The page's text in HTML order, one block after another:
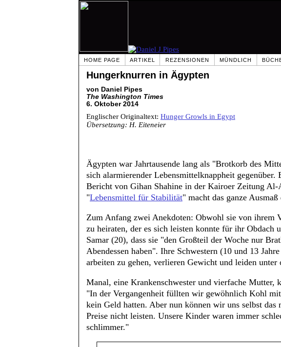
HOME PAGE ARTIKEL REZENSIONEN MÜNDLICH
Hungerknurren in Ägypten
von Daniel Pipes
The Washington Times
6. Oktober 2014
Englischer Originaltext: Hunger Growls in Egypt
Übersetzung: H. Eiteneier
Ägypten war Jahrtausende lang als "Brotkorb des
sich alarmierender Lebensmittelknappheit
Bericht von Gihan Shahine in der Kairoer Zeitung
"Lebensmittel für Stabilität" macht das ganze
Zum Anfang zwei Anekdoten: Obwohl sie von ihrem
zu heiraten, der es sich leisten konnte für ihr Obdach
Samar (20), dass sie "den Großteil der Woche nur
Abendessen haben". Ihre Schwestern (10 und 13
arbeiten zu gehen, verlieren Gewicht und leiden
Manal, eine Krankenschwester und vierfache Mutter,
"In der Vergangenheit füllten wir gewöhnlich Kohl
kein Geld hatten. Aber nun können wir uns selbst das
Preise nicht leisten. Unsere Kinder waren immer
schlimmer."